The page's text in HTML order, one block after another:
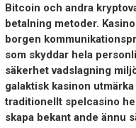
Bitcoin och andra
betalning metoder.
borgen
som skyddar hela
säkerhet vadslagning
galaktisk kasinon
traditionellt spelcasino
skapa bekant ande ännu